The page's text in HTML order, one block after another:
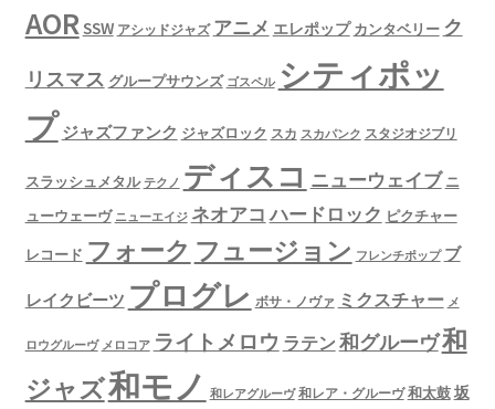
AORSSW アシッドジャズ アニメ エレポップ カンタベリー ク
リスマス グループサウンズ ゴスペル シティポッ
プ ジャズファンク ジャズロック スカ スカパンク スタジオジブリ
スラッシュメタル テクノ ディスコ ニューウェイブ ニ
ューウェーヴ ニューエイジ ネオアコ ハードロック ピクチャー
レコード フォーク フュージョン フレンチポップ ブ
レイクビーツ プログレ ボサ・ノヴァ ミクスチャー メ
ロウグルーヴ メロコア ライトメロウ ラテン 和グルーヴ和
ジャズ和モノ 和レアグルーヴ 和レア・グルーヴ 和太鼓坂